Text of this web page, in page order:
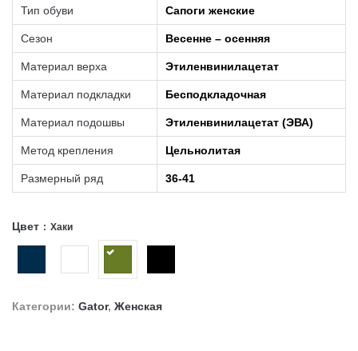
Тип обуви Сапоги женские
Сезон Весенне – осенняя
Материал верха Этиленвинилацетат
Материал подкладки Бесподкладочная
Материал подошвы Этиленвинилацетат (ЭВА)
Метод крепления Цельнолитая
Размерный ряд 36-41
Цвет Хаки
Категории: Gator, Женская